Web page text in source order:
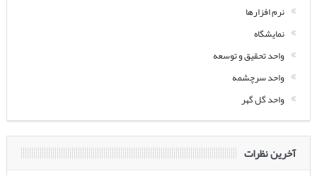
نرم افزارها
نمایشگاه
واحد تحقیق و توسعه
واحد سرچشمه
واحد گل گهر
آخرین نظرات